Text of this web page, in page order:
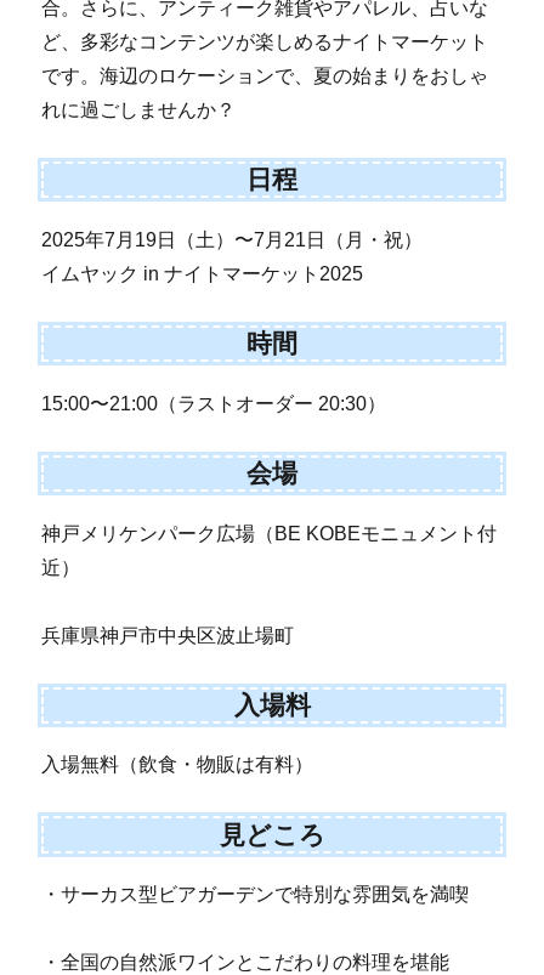
合。さらに、アンティーク雑貨やアパレル、占いな
ど、多彩なコンテンツが楽しめるナイトマーケット
です。海辺のロケーションで、夏の始まりをおしゃ
れに過ごしませんか？
日程
2025年7月19日（土）〜7月21日（月・祝）
イムヤック in ナイトマーケット2025
時間
15:00〜21:00（ラストオーダー 20:30）
会場
神戸メリケンパーク広場（BE KOBEモニュメント付
近）
兵庫県神戸市中央区波止場町
入場料
入場無料（飲食・物販は有料）
見どころ
・サーカス型ビアガーデンで特別な雰囲気を満喫
・全国の自然派ワインとこだわりの料理を堪能